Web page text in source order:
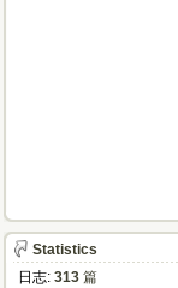
Statistics
日志: 313 篇